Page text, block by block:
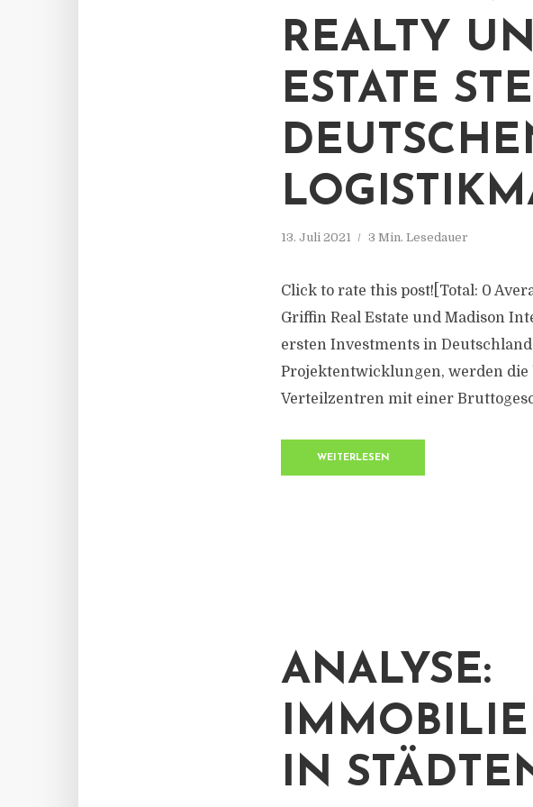
REALTY
ESTATE
13. Juli 2021 3 Min. Lesedauer
Click to rate this post![Total: 0
Griffin Real Estate und Madison
ersten Investments in
Projektentwicklungen, werden
Verteilzentren mit einer
WEITERLESEN
ANALYSE:
IN